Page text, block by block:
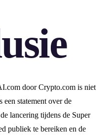
door Crypto.com is niet
een statement over de
lancering tijdens de Super
publiek te bereiken en de